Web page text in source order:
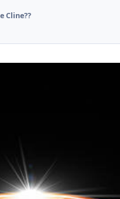
Cline??